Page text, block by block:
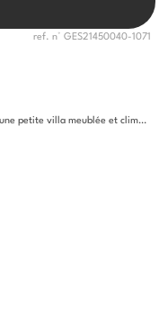
ref. n° GES21450040-1071
A LOUER - Vias Plage - Résidence les Avelines, une petite villa meublée et climatisée de 30.66 m².